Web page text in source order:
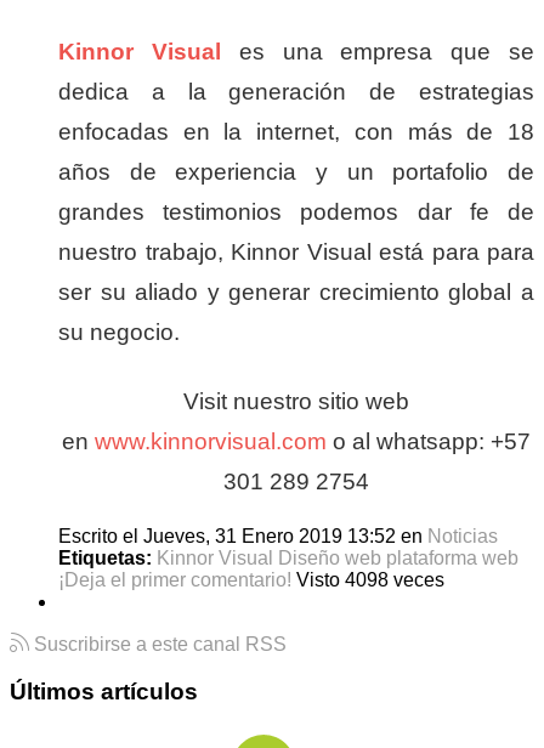
Kinnor Visual es una empresa que se
dedica a la generación de estrategias
enfocadas en la internet, con más de 18
años de experiencia y un portafolio de
grandes testimonios podemos dar fe de
nuestro trabajo, Kinnor Visual está para para
ser su aliado y generar crecimiento global a
su negocio.
Visit nuestro sitio web
en www.kinnorvisual.com o al whatsapp: +57
301 289 2754
Escrito el Jueves, 31 Enero 2019 13:52 en Noticias
Etiquetas: Kinnor Visual Diseño web plataforma web
¡Deja el primer comentario! Visto 4098 veces
Suscribirse a este canal RSS
Últimos artículos